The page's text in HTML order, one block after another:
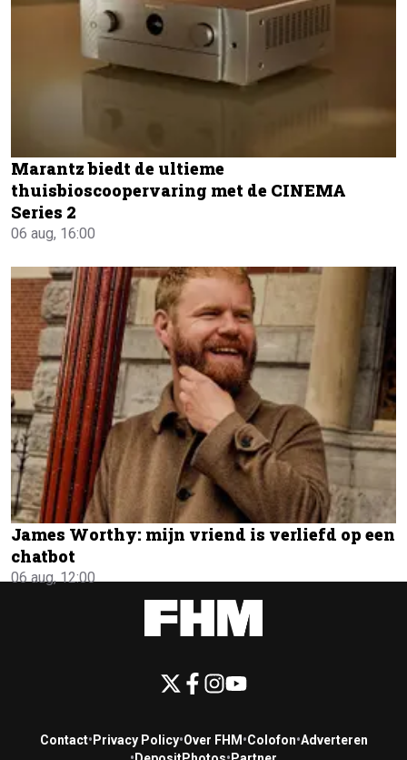
Marantz biedt de ultieme
thuisbioscoopervaring met de CINEMA
Series 2
06 aug, 16:00
James Worthy: mijn vriend is verliefd op een
chatbot
06 aug, 12:00
Contact• Privacy Policy•Over FHM •Colofon•Adverteren